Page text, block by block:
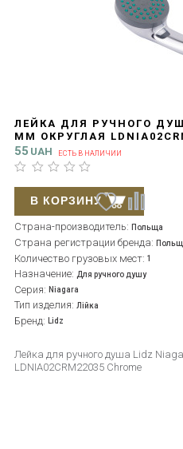
ЛЕЙКА ДЛЯ РУЧНОГО
ММ ОКРУГЛАЯ
55 UAH ЕСТЬ В НАЛИЧИИ
Страна-производитель: Польща
Страна регистрации бренда:
Количество грузовых мест: 1
Назначение: Для ручного душу
Серия: Niagara
Тип изделия: Лійка
Бренд: Lidz
Лейка для ручного душа Lidz
LDNIA02CRM22035 Chrome
В КОРЗИНУ